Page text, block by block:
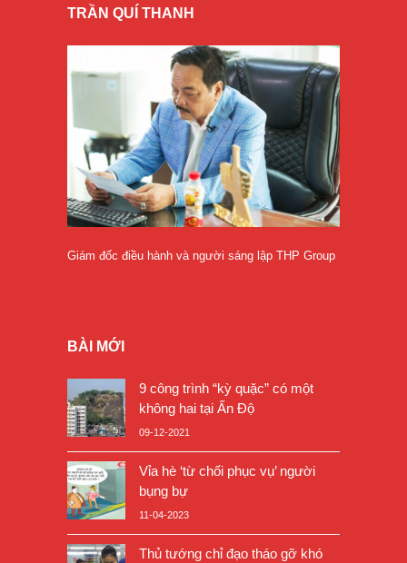
TRẦN QUÍ THANH
Giám đốc điều hành và người sáng lập THP Group
BÀI MỚI
9 công trình “kỳ quặc” có một
không hai tại Ấn Độ
09-12-2021
Vỉa hè ‘từ chối phục vụ’ người
bụng bự
11-04-2023
Thủ tướng chỉ đạo tháo gỡ khó